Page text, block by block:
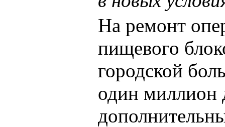
На ремонт
пищевого
городской
один миллион